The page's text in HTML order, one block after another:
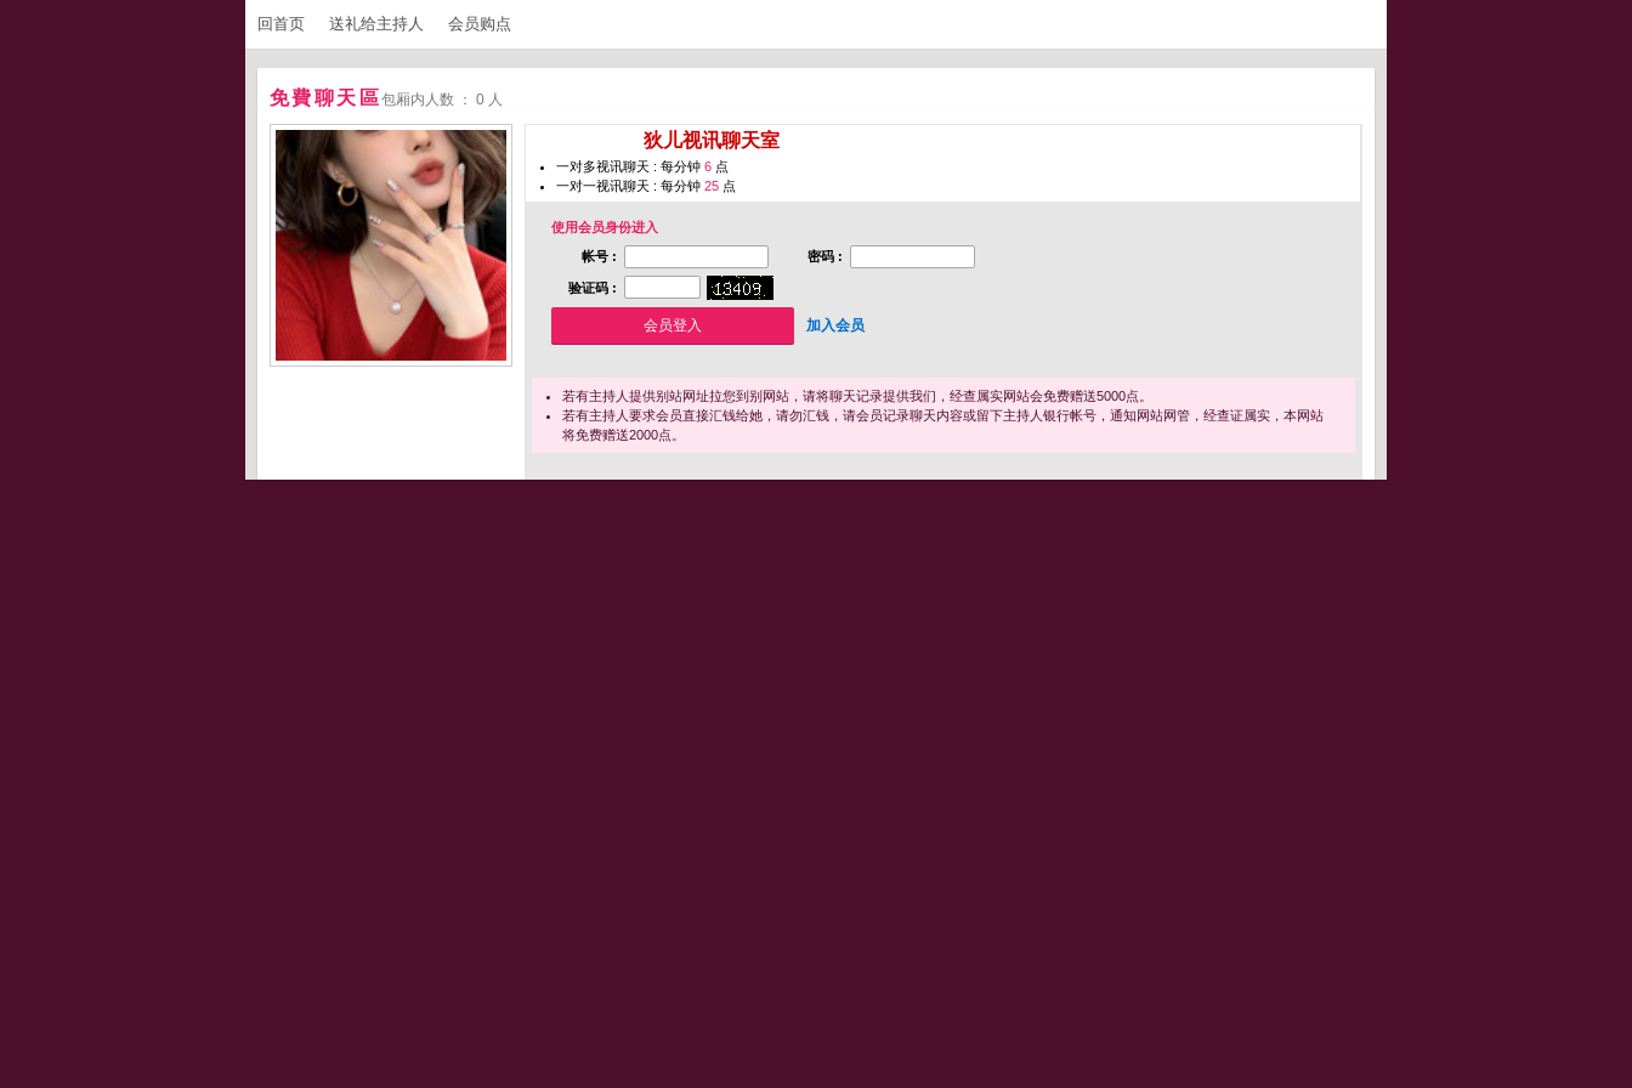
回首页 送礼给主持人 会员购点
免費聊天區包厢内人数 ： 0 人
狄儿视讯聊天室
一对多视讯聊天 : 每分钟 6 点
一对一视讯聊天 : 每分钟 25 点
使用会员身份进入
帐号 :
密码 :
验证码 :
加入会员
若有主持人提供别站网址拉您到别网站，请将聊天记录提供我们，经查属实网站会免费赠送5000点。
若有主持人要求会员直接汇钱给她，请勿汇钱，请会员记录聊天内容或留下主持人银行帐号，通知网站网管，经查证属实，本网站
将免费赠送2000点。